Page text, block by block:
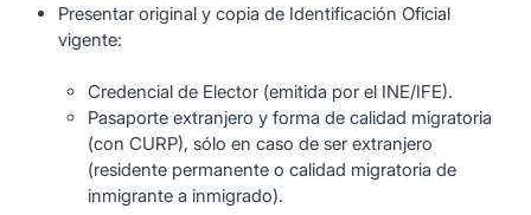
Presentar original y copia de Identificación Oficial
vigente:
Credencial de Elector (emitida por el INE/IFE).
Pasaporte extranjero y forma de calidad migratoria
(con CURP), sólo en caso de ser extranjero
(residente permanente o calidad migratoria de
inmigrante a inmigrado).